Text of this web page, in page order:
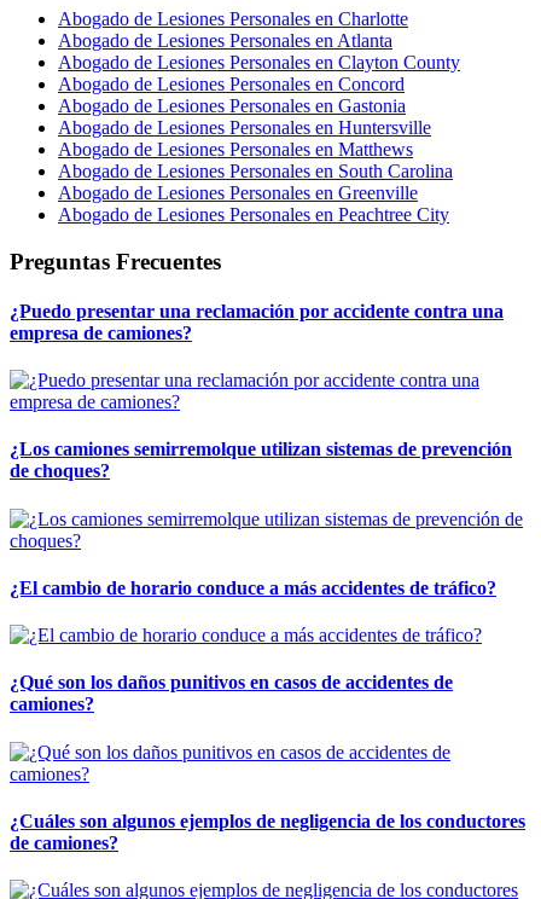
Abogado de Lesiones Personales en Charlotte
Abogado de Lesiones Personales en Atlanta
Abogado de Lesiones Personales en Clayton County
Abogado de Lesiones Personales en Concord
Abogado de Lesiones Personales en Gastonia
Abogado de Lesiones Personales en Huntersville
Abogado de Lesiones Personales en Matthews
Abogado de Lesiones Personales en South Carolina
Abogado de Lesiones Personales en Greenville
Abogado de Lesiones Personales en Peachtree City
Preguntas Frecuentes
¿Puedo presentar una reclamación por accidente contra una
empresa de camiones?
¿Los camiones semirremolque utilizan sistemas de prevención
de choques?
¿El cambio de horario conduce a más accidentes de tráfico?
¿Qué son los daños punitivos en casos de accidentes de
camiones?
¿Cuáles son algunos ejemplos de negligencia de los conductores
de camiones?